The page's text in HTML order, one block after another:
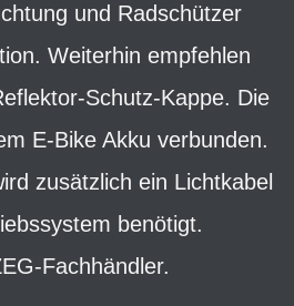
und Radschützer
Weiterhin empfehlen
Schutz-Kappe. Die
E-Bike Akku verbunden.
zusätzlich ein Lichtkabel
benötigt.
Fachhändler.